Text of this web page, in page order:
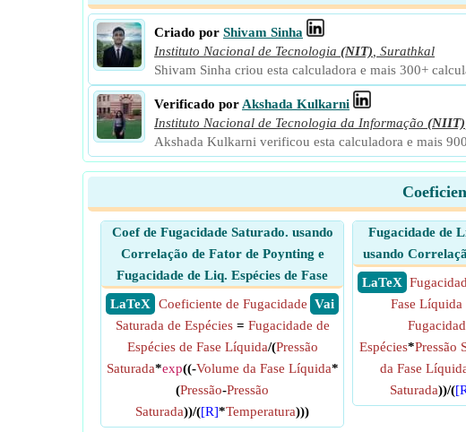
Criado por Shivam Sinha
Instituto Nacional de Tecnologia (NIT) Surathkal
Shivam Sinha criou esta calculadora e mais 300+
Verificado por Akshada Kulkarni
Instituto Nacional de Tecnologia da Informação (NIIT)
Akshada Kulkarni verificou esta calculadora e mais
Coef de Fugacidade Saturado. usando
Correlação de Fator de Poynting e
Fugacidade de Liq. Espécies de Fase
​ LaTeX
​ Vai
Coeficiente de Fugacidade
Saturada de Espécies= Fugacidade de
Espécies de Fase Líquida/(Pressão
Saturada*exp((-Volume da Fase Líquida*
(Pressão-Pressão
Saturada))/([R]*Temperatura)))
Fugacidade de
usando
​ LaTeX
Fase Líquida
Espécies*Pressão
da Fase
Saturada))/(